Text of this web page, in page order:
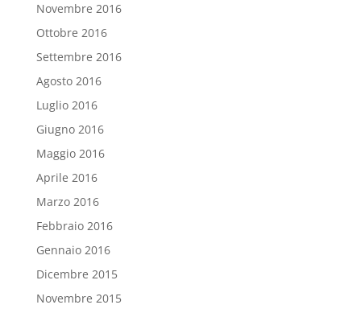
Novembre 2016
Ottobre 2016
Settembre 2016
Agosto 2016
Luglio 2016
Giugno 2016
Maggio 2016
Aprile 2016
Marzo 2016
Febbraio 2016
Gennaio 2016
Dicembre 2015
Novembre 2015